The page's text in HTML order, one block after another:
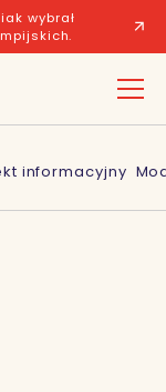
wybrał
informacyjny